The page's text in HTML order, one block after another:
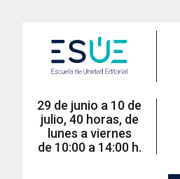
29 de junio a 10 de
julio, 40 horas, de
lunes a viernes
de 10:00 a 14:00 h.